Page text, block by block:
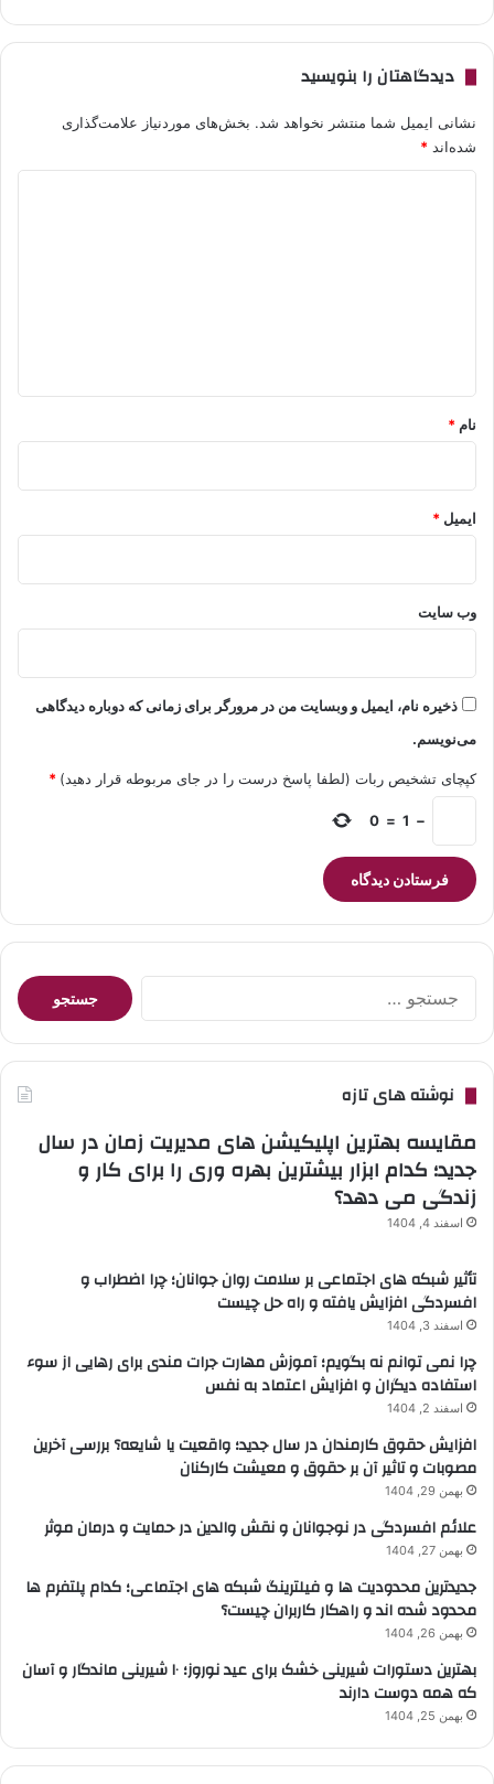
دیدگاهتان را بنویسید
نشانی ایمیل شما منتشر نخواهد شد. بخش‌های موردنیاز علامت‌گذاری
شده‌اند *
نام *
ایمیل *
وب‌ سایت
ذخیره نام، ایمیل و وبسایت من در مرورگر برای زمانی که دوباره دیدگاهی
می‌نویسم.
کپچای تشخیص ربات (لطفا پاسخ درست را در جای مربوطه قرار دهید) *
−
1
=
0
جستجو
برای:
نوشته های تازه
مقایسه بهترین اپلیکیشن های مدیریت زمان در سال
جدید؛ کدام ابزار بیشترین بهره وری را برای کار و
زندگی می دهد؟
اسفند 4, 1404
تأثیر شبکه های اجتماعی بر سلامت روان جوانان؛ چرا اضطراب و
افسردگی افزایش یافته و راه حل چیست
اسفند 3, 1404
چرا نمی توانم نه بگویم؛ آموزش مهارت جرات مندی برای رهایی از سوء
استفاده دیگران و افزایش اعتماد به نفس
اسفند 2, 1404
افزایش حقوق کارمندان در سال جدید؛ واقعیت یا شایعه؟ بررسی آخرین
مصوبات و تاثیر آن بر حقوق و معیشت کارکنان
بهمن 29, 1404
علائم افسردگی در نوجوانان و نقش والدین در حمایت و درمان موثر
بهمن 27, 1404
جدیدترین محدودیت ها و فیلترینگ شبکه های اجتماعی؛ کدام پلتفرم ها
محدود شده اند و راهکار کاربران چیست؟
بهمن 26, 1404
بهترین دستورات شیرینی خشک برای عید نوروز؛ ۱۰ شیرینی ماندگار و آسان
که همه دوست دارند
بهمن 25, 1404